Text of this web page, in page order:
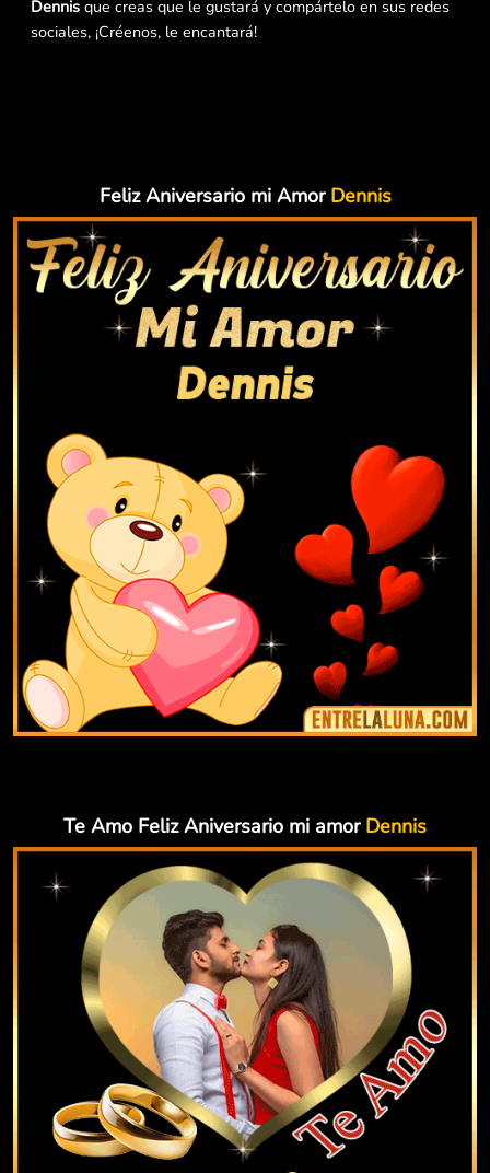
Dennis que creas que le gustará y compártelo en sus redes
sociales, ¡Créenos, le encantará!
Feliz Aniversario mi Amor Dennis
Te Amo Feliz Aniversario mi amor Dennis